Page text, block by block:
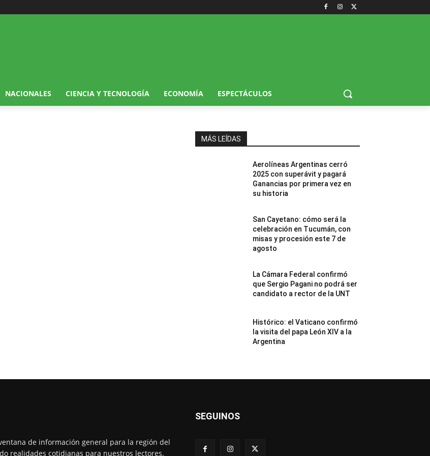
NACIONALES CIENCIA Y TECNOLOGÍA ECONOMÍA ESPECTÁCULOS
MÁS LEÍDAS
Aerolíneas Argentinas cerró
2025 con superávit y pagará
Ganancias por primera vez en
su historia
San Cayetano: cómo será la
celebración en Tucumán, con
misas y procesión este 7 de
agosto
La Cámara Federal confirmó
que Sergio Pagani no podrá ser
candidato a rector de la UNT
Histórico: el Vaticano confirmó
la visita del papa León XIV a la
Argentina
de información general para la región del
realidades cotidianas para nuestros lectores.
SEGUINOS